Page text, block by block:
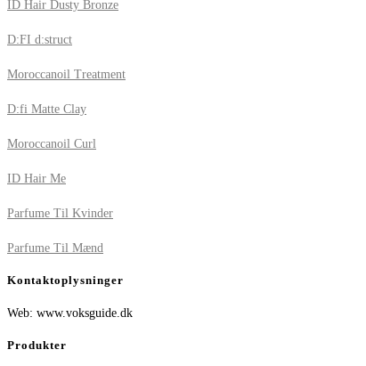
ID Hair Dusty Bronze
D:FI d:struct
Moroccanoil Treatment
D:fi Matte Clay
Moroccanoil Curl
ID Hair Me
Parfume Til Kvinder
Parfume Til Mænd
Kontaktoplysninger
Web: www.voksguide.dk
Produkter